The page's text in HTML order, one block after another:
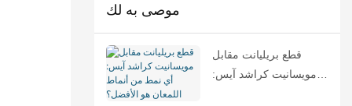
موصى به لك
قطع بريليانت مقابل
مويسانيت كراشد آيس: